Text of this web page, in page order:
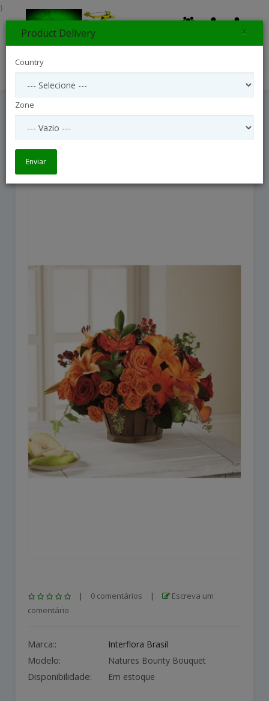
Natures Bounty Bouquet
| 0 comentários |
Escreva um
comentário
Marca:: Interflora Brasil
Modelo: Natures Bounty Bouquet
Disponibilidade: Em estoque
}
Product Delivery ×
Country
Zone
Enviar